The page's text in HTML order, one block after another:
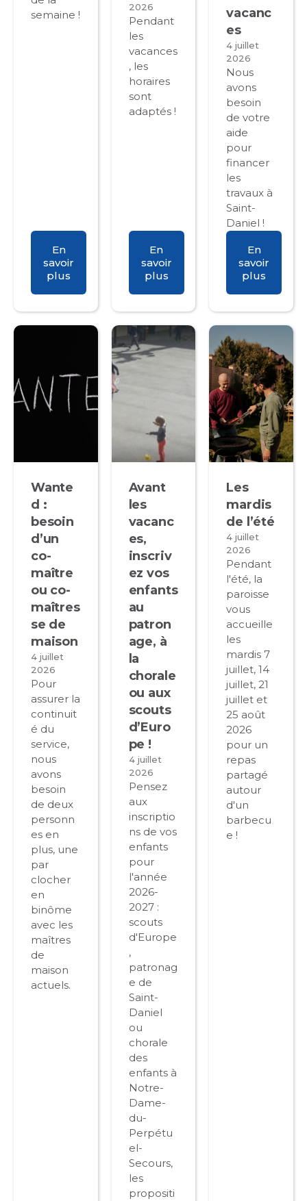
semaine !
En
savoir
plus
2026
Pendant
les
vacances
, les
horaires
sont
adaptés !
En
savoir
plus
vacanc
es
4 juillet
2026
Nous
avons
besoin
de votre
aide
pour
financer
les
travaux à
Saint-
Daniel !
En
savoir
plus
Wante
d :
besoin
d’un
co-
maître
ou co-
maîtres
se de
maison
4 juillet
2026
Pour
assurer la
continuit
é du
service,
nous
avons
besoin
de deux
personn
es en
plus, une
par
clocher
en
binôme
avec les
maîtres
de
maison
actuels.
Avant
les
vacanc
es,
inscriv
ez vos
enfants
au
patron
age, à
la
chorale
ou aux
scouts
d’Euro
pe !
4 juillet
2026
Pensez
aux
inscriptio
ns de vos
enfants
pour
l'année
2026-
2027 :
scouts
d'Europe
,
patronag
e de
Saint-
Daniel
ou
chorale
des
enfants à
Notre-
Dame-
du-
Perpétu
el-
Secours,
les
propositi
Les
mardis
de l’été
4 juillet
2026
Pendant
l'été, la
paroisse
vous
accueille
les
mardis 7
juillet, 14
juillet, 21
juillet et
25 août
2026
pour un
repas
partagé
autour
d'un
barbecu
e !